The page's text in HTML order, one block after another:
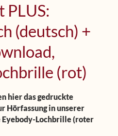
PLUS:
(deutsch) +
(rot)
hier das gedruckte
Hörfassung in unserer
Lochbrille (roter